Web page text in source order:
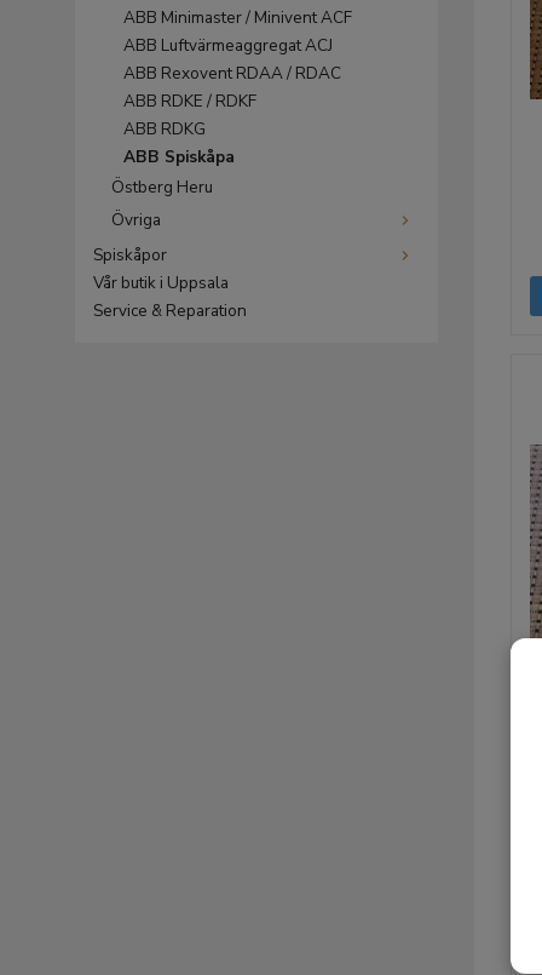
ABB Minimaster / Minivent ACF
ABB Luftvärmeaggregat ACJ
ABB Rexovent RDAA / RDAC
ABB RDKE / RDKF
ABB RDKG
ABB Spiskåpa
Östberg Heru
Övriga
Spiskåpor
Vår butik i Uppsala
Service & Reparation